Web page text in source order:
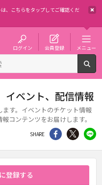
、
こちらをタップしてご確認くだ
ログイン 会員登録 メニュー
イベント、配信情報
す。イベントのチケット情報
コンテンツをお届けします。
SHARE シェア Twitter
登録する